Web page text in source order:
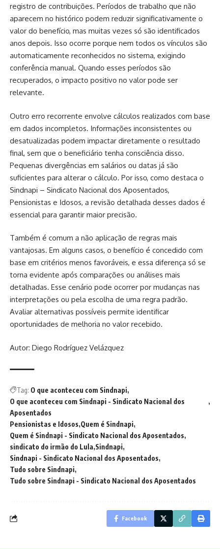
registro de contribuições. Períodos de trabalho que não
aparecem no histórico podem reduzir significativamente o
valor do benefício, mas muitas vezes só são identificados
anos depois. Isso ocorre porque nem todos os vínculos são
automaticamente reconhecidos no sistema, exigindo
conferência manual. Quando esses períodos são
recuperados, o impacto positivo no valor pode ser
relevante.
Outro erro recorrente envolve cálculos realizados com base
em dados incompletos. Informações inconsistentes ou
desatualizadas podem impactar diretamente o resultado
final, sem que o beneficiário tenha consciência disso.
Pequenas divergências em salários ou datas já são
suficientes para alterar o cálculo. Por isso, como destaca o
Sindnapi – Sindicato Nacional dos Aposentados,
Pensionistas e Idosos, a revisão detalhada desses dados é
essencial para garantir maior precisão.
Também é comum a não aplicação de regras mais
vantajosas. Em alguns casos, o benefício é concedido com
base em critérios menos favoráveis, e essa diferença só se
torna evidente após comparações ou análises mais
detalhadas. Esse cenário pode ocorrer por mudanças nas
interpretações ou pela escolha de uma regra padrão.
Avaliar alternativas possíveis permite identificar
oportunidades de melhoria no valor recebido.
Autor: Diego Rodríguez Velázquez
Tag: O que aconteceu com Sindnapi
O que aconteceu com Sindnapi - Sindicato Nacional dos
Aposentados
Pensionistas e Idosos Quem é Sindnapi
Quem é Sindnapi - Sindicato Nacional dos Aposentados
sindicato do irmão do Lula Sindnapi
Sindnapi - Sindicato Nacional dos Aposentados
Tudo sobre Sindnapi
Tudo sobre Sindnapi - Sindicato Nacional dos Aposentados
Facebook